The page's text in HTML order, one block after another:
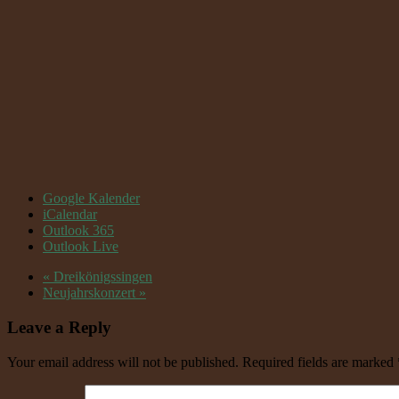
Google Kalender
iCalendar
Outlook 365
Outlook Live
« Dreikönigssingen
Neujahrskonzert »
Leave a Reply
Your email address will not be published. Required fields are marked